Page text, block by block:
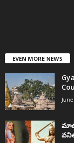
EVEN MORE NEWS